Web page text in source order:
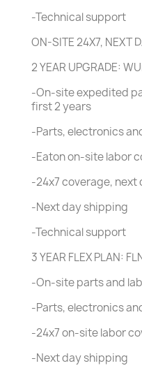
-Technical support
ON-SITE 24X7, NEXT
2 YEAR UPGRADE:
-On-site expedited
first 2 years
-Parts, electronics
-Eaton on-site labor
-24x7 coverage, next
-Next day shipping
-Technical support
3 YEAR FLEX PLAN:
-On-site parts and
-Parts, electronics
-24x7 on-site labor
-Next day shipping